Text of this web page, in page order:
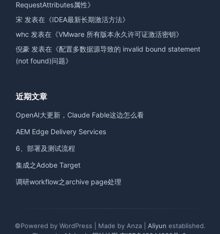
RequestAttributes属性》
宋 发表在《IDEA最新长期激活方法》
whc 发表在《VMware 所有版本永久许可证激活密钥》
倪豪 发表在《配置多数据源导致的 invalid bound statement
(not found)问题》
近期文章
OpenAI大更新，Claude Fable这边怎么看
AEM Edge Delivery Services
6、部署及测试流程
集成之Adobe Target
调研workflow之archive page处理
©Powered by WordPress | Made by Anza | Aliyun established.